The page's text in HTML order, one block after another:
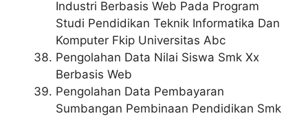
Industri Berbasis Web Pada Program
Studi Pendidikan Teknik Informatika Dan
Komputer Fkip Universitas Abc
Pengolahan Data Nilai Siswa Smk Xx
Berbasis Web
Pengolahan Data Pembayaran
Sumbangan Pembinaan Pendidikan Smk